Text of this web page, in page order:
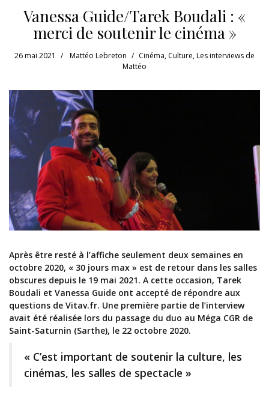
Vanessa Guide/Tarek Boudali : «
merci de soutenir le cinéma »
26 mai 2021 Mattéo Lebreton Cinéma, Culture,Les interviews de
Mattéo
Après être resté à l’affiche seulement deux semaines en
octobre 2020, « 30 jours max » est de retour dans les salles
obscures depuis le 19 mai 2021. A cette occasion, Tarek
Boudali et Vanessa Guide ont accepté de répondre aux
questions de Vitav.fr. Une première partie de l’interview
avait été réalisée lors du passage du duo au Méga CGR de
Saint-Saturnin (Sarthe), le 22 octobre 2020.
« C’est important de soutenir la culture, les
cinémas, les salles de spectacle »